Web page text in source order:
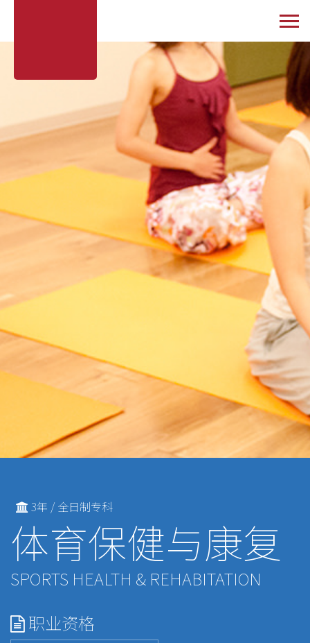
3年 / 全日制专科
体育保健与康复
SPORTS HEALTH & REHABITATION
职业资格